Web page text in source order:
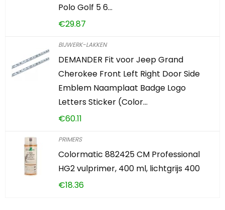
Polo Golf 5 6…
€29.87
BIJWERK-LAKKEN
DEMANDER Fit voor Jeep Grand
Cherokee Front Left Right Door Side
Emblem Naamplaat Badge Logo
Letters Sticker (Color…
€60.11
PRIMERS
Colormatic 882425 CM Professional
HG2 vulprimer, 400 ml, lichtgrijs 400
€18.36